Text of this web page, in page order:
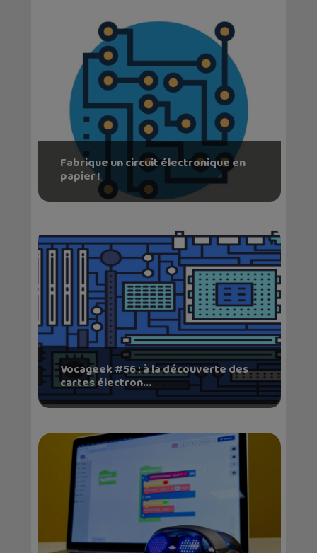
Fabrique un circuit électronique en
papier !
Vocageek #56 : à la découverte des
cartes électron...